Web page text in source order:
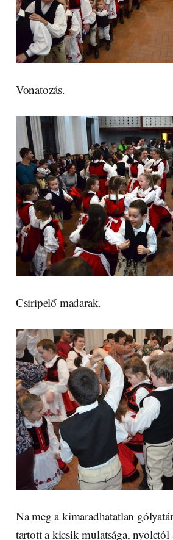
Vonatozás.
Csiripelő madarak.
Na meg a kimaradhatatlan
tartott a kicsik mulatsága, nyolctól